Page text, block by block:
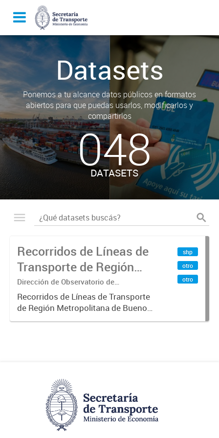
Datasets
Ponemos a tu alcance datos públicos en formatos
abiertos para que puedas usarlos, modificarlos y
compartirlos
048
DATASETS
Recorridos de Líneas de
Transporte de Región
Metropolitana de
Buenos Aires (RMBA)
Dirección de Observatorio de
Transporte, Estudio y Sistemas
Recorridos de Líneas de Transporte
de Región Metropolitana de Buenos
Aires (RMBA).-
shp
otro
otro